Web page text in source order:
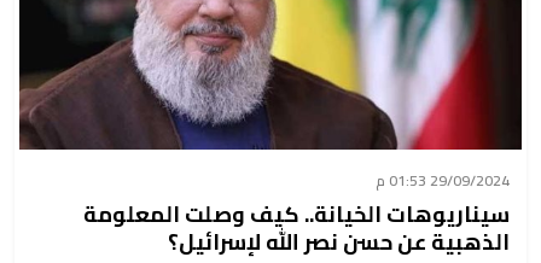
29/09/2024 01:53 م
سيناريوهات الخيانة.. كيف وصلت المعلومة
الذهبية عن حسن نصر الله لإسرائيل؟